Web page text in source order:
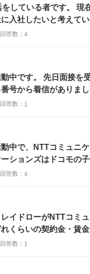
をしている者です。
入社したいと考えて
回答数： 4
中です。 先日面接を
号から着信がありま
回答数： 1
中で、NTTコミュニ
ションズはドコモの
回答数： 4
イドローがNTTコミ
くらいの契約金・賃
回答数： 1